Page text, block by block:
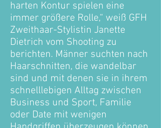
harten Kontur spielen eine
immer größere Rolle,“ weiß GFH
Zweithaar-Stylistin Janette
Dietrich vom Shooting zu
berichten. Männer suchten nach
Haarschnitten, die wandelbar
sind und mit denen sie in ihrem
schnelllebigen Alltag zwischen
Business und Sport, Familie
oder Date mit wenigen